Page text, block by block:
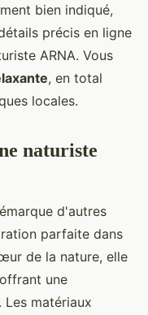
bien indiqué,
précis en ligne
ARNA. Vous
, en total
locales.
naturiste
d'autres
parfaite dans
de la nature, elle
une
Les matériaux